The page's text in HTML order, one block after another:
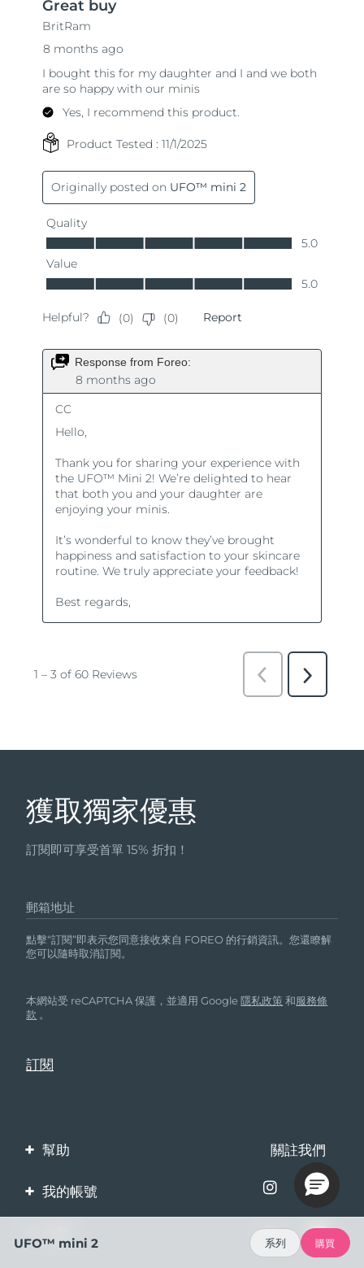
獲取獨家優惠
訂閱即可享受首單 15% 折扣！
郵箱地址
點擊“訂閱”即表示您同意接收來自 FOREO 的行銷資訊。您還瞭解
您可以隨時取消訂閱。
本網站受 reCAPTCHA 保護，並適用 Google隱私政策 和服務條
款 。
幫助
聯繫我們
訂單與運輸
保修與退換貨
關註我們
我的帳號
UFO™ mini 2 系列 購買